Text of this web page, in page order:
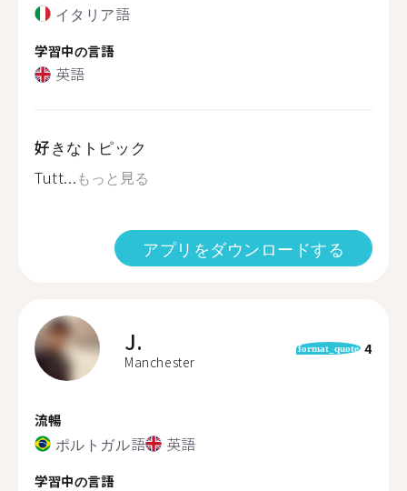
イタリア語
学習中の言語
英語
好きなトピック
Tutt...もっと見る
アプリをダウンロードする
J.
Manchester
format_quote 4
流暢
ポルトガル語 英語
学習中の言語